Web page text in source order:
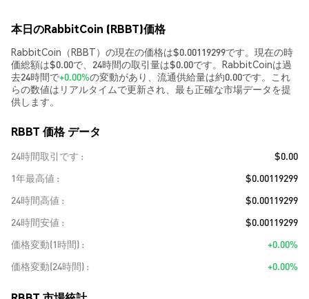
本日のRabbitCoin (RBBT)価格
RabbitCoin（RBBT）の現在の価格は$0.00119299です。現在の時
価総額は$0.00で、24時間の取引量は$0.00です。RabbitCoinは過
去24時間で+0.00%の変動があり、流通供給量は約0.00です。これ
らの数値はリアルタイムで更新され、最も正確な市場データを提
供します。
RBBT 価格 データ
24時間取引です
$0.00
1年最高値
$0.00119299
24時間高値
$0.00119299
24時間安値
$0.00119299
価格変動(1時間)
+0.00%
価格変動(24時間)
+0.00%